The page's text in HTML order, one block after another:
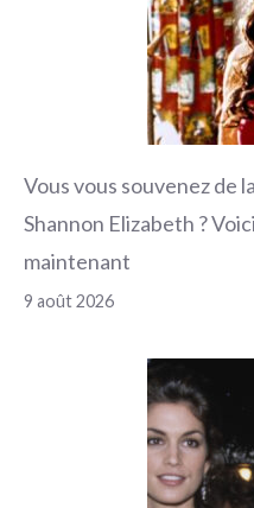
Vous vous souvenez de
Shannon Elizabeth ?
maintenant
9 août 2026